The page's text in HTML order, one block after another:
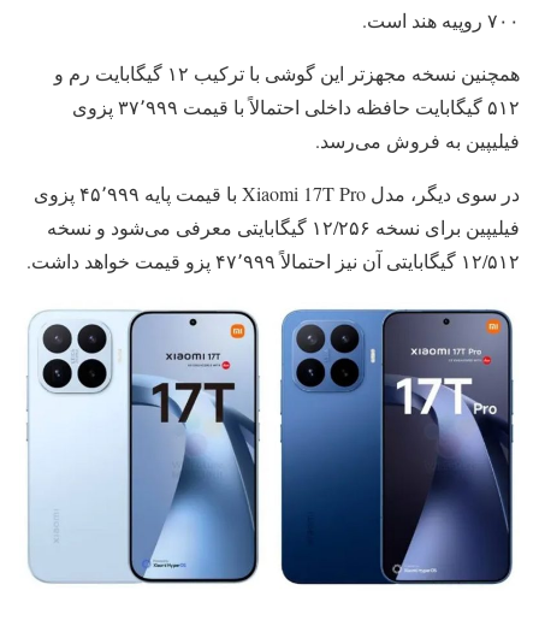
۷۰۰ روپیه هند است.
همچنین نسخه مجهزتر این گوشی با ترکیب ۱۲ گیگابایت رم و
۵۱۲ گیگابایت حافظه داخلی احتمالاً با قیمت ۳۷٬۹۹۹ پزوی
فیلیپین به فروش می‌رسد.
در سوی دیگر، مدل Xiaomi 17T Pro با قیمت پایه ۴۵٬۹۹۹ پزوی
فیلیپین برای نسخه ۱۲/۲۵۶ گیگابایتی معرفی می‌شود و نسخه
۱۲/۵۱۲ گیگابایتی آن نیز احتمالاً ۴۷٬۹۹۹ پزو قیمت خواهد داشت.